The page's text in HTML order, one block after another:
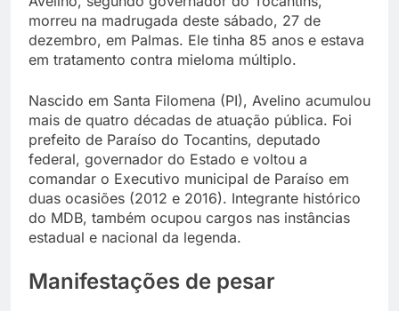
morreu na madrugada deste sábado, 27 de
dezembro, em Palmas. Ele tinha 85 anos e estava
em tratamento contra mieloma múltiplo.
Nascido em Santa Filomena (PI), Avelino acumulou
mais de quatro décadas de atuação pública. Foi
prefeito de Paraíso do Tocantins, deputado
federal, governador do Estado e voltou a
comandar o Executivo municipal de Paraíso em
duas ocasiões (2012 e 2016). Integrante histórico
do MDB, também ocupou cargos nas instâncias
estadual e nacional da legenda.
Manifestações de pesar